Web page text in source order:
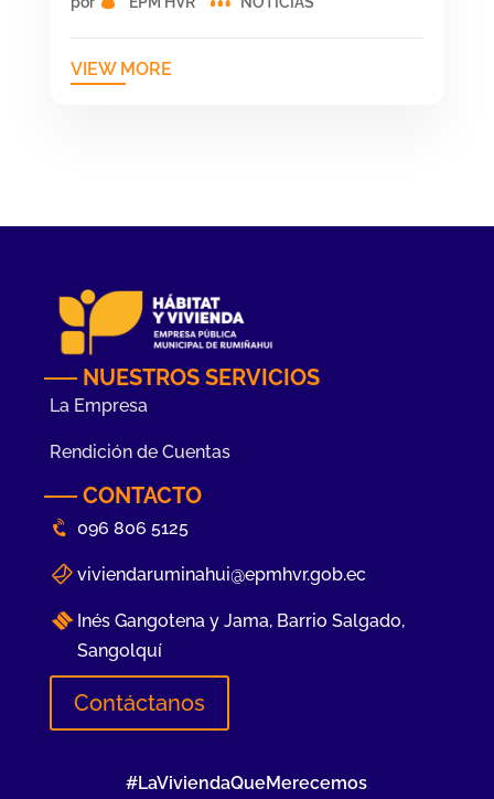
VIEW MORE
NUESTROS SERVICIOS
La Empresa
Rendición de Cuentas
CONTACTO
096 806 5125
viviendaruminahui@epmhvr.gob.ec
Inés Gangotena y Jama, Barrio Salgado,
Sangolquí
Contáctanos
#LaViviendaQueMerecemos